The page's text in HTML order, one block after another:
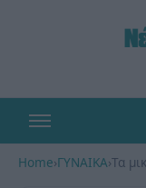
Home›ΓΥΝΑΙΚΑ›Τα